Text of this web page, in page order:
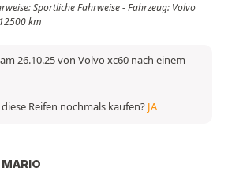
Sportliche Fahrweise - Fahrzeug: Volvo
km
26.10.25 von Volvo xc60 nach einem
Reifen nochmals kaufen? JA